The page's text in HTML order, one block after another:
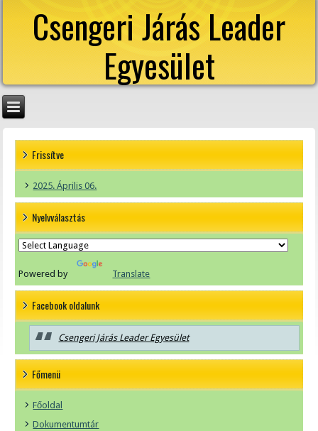
Csengeri Járás Leader
Egyesület
Frissítve
2025. Április 06.
Nyelvválasztás
Powered by Translate
Facebook oldalunk
Csengeri Járás Leader Egyesület
Főmenü
Főoldal
Dokumentumtár